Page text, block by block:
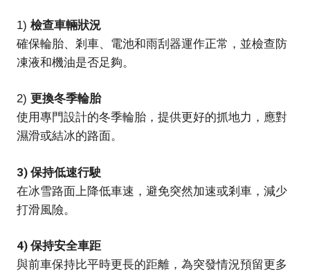
1) 檢查車輛狀況
確保輪胎、剎車、電池和雨刮器運作正常，並檢查防
凍液和機油是否足夠。
2) 更換冬季輪胎
使用專門設計的冬季輪胎，提供更好的抓地力，應對
濕滑或結冰的路面。
3) 保持低速行駛
在冰雪路面上降低車速，避免突然加速或剎車，減少
打滑風險。
4) 保持安全車距
與前車保持比平時更長的距離，為突發情況預留更多